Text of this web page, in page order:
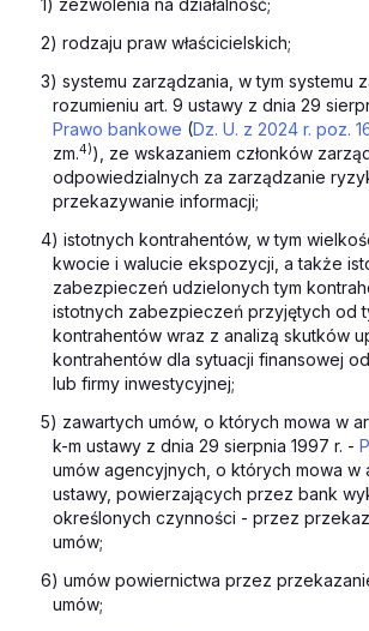
1) zezwolenia na działalność;
2) rodzaju praw właścicielskich;
3) systemu zarządzania, w tym systemu
rozumieniu art. 9 ustawy z dnia 29
Prawo bankowe (Dz. U. z 2024 r. poz.
zm.4)), ze wskazaniem członków
odpowiedzialnych za zarządzanie
przekazywanie informacji;
4) istotnych kontrahentów, w tym
kwocie i walucie ekspozycji, a także
zabezpieczeń udzielonych tym
istotnych zabezpieczeń przyjętych od
kontrahentów wraz z analizą skutków
kontrahentów dla sytuacji finansowej
lub firmy inwestycyjnej;
5) zawartych umów, o których mowa w
k-m ustawy z dnia 29 sierpnia 1997 r. -
umów agencyjnych, o których mowa w
ustawy, powierzających przez bank
określonych czynności - przez
umów;
6) umów powiernictwa przez
umów;